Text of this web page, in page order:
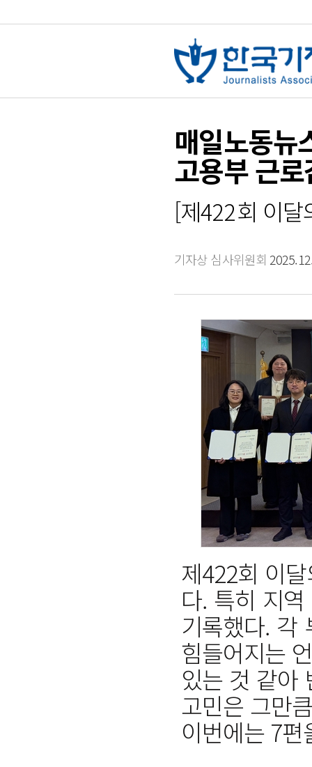
매일노동뉴
고용부 근
[제422회 이달
기자상 심사위원회
제422회 이
다. 특히 지
기록했다. 각
힘들어지는
있는 것 같아
고민은 그만
이번에는 7